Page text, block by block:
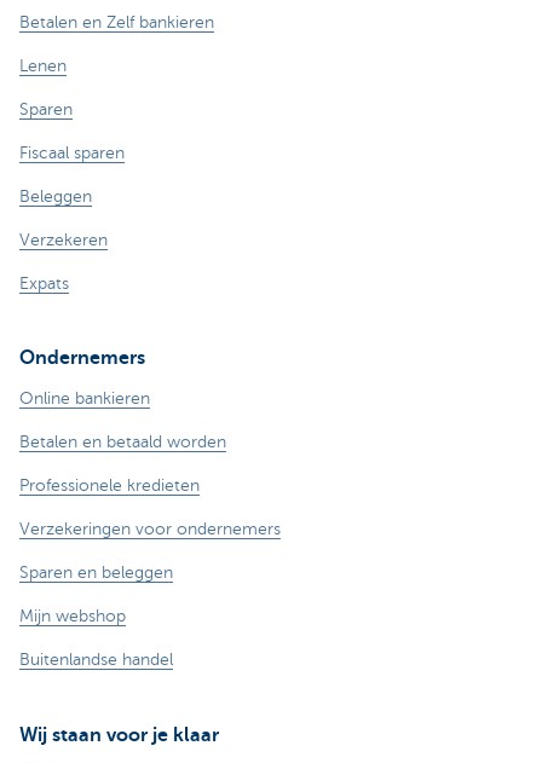
Betalen en Zelf bankieren
Lenen
Sparen
Fiscaal sparen
Beleggen
Verzekeren
Expats
Ondernemers
Online bankieren
Betalen en betaald worden
Professionele kredieten
Verzekeringen voor ondernemers
Sparen en beleggen
Mijn webshop
Buitenlandse handel
Wij staan voor je klaar